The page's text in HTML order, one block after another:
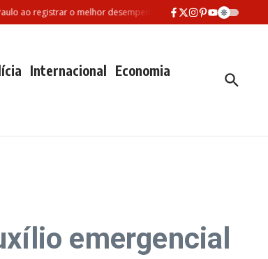
registrar o melhor desempenho entre as três maiores redes
Internacional Economia
emergencial